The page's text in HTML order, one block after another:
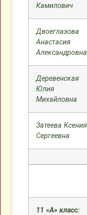
Камилович
Двоеглазова
Анастасия
Александровна
Деревенская
Юлия
Михайловна
Затеева Ксения
Сергеевна
11 «А» класс: